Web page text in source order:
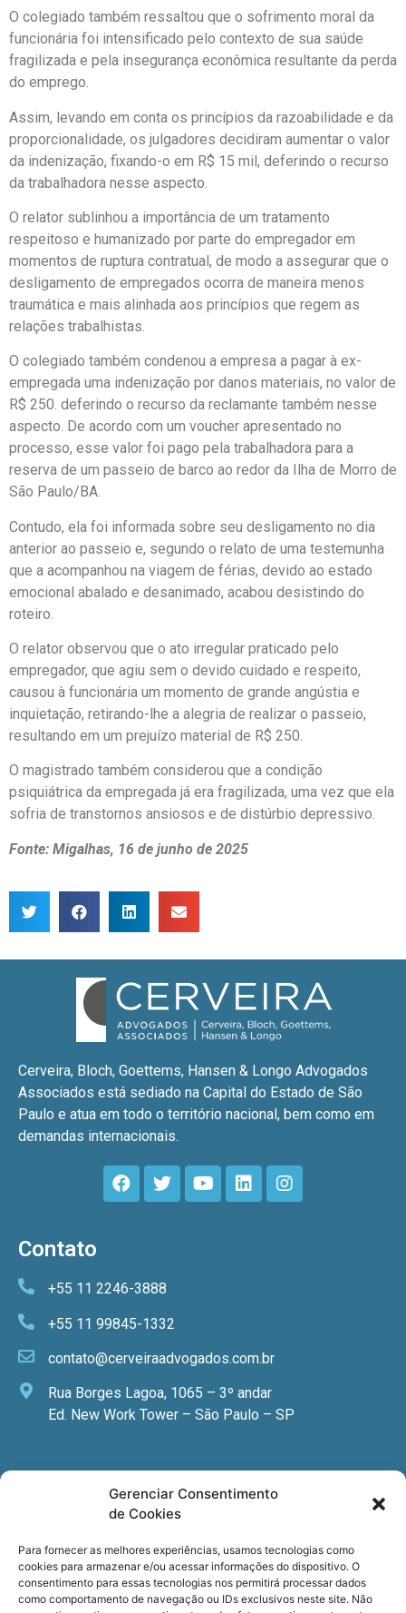
Gerenciar Consentimento
de Cookies
Para fornecer as melhores experiências, usamos tecnologias como
cookies para armazenar e/ou acessar informações do dispositivo. O
consentimento para essas tecnologias nos permitirá processar dados
como comportamento de navegação ou IDs exclusivos neste site. Não
O colegiado também ressaltou que o sofrimento moral da
funcionária foi intensificado pelo contexto de sua saúde
fragilizada e pela insegurança econômica resultante da perda
do emprego.
Assim, levando em conta os princípios da razoabilidade e da
proporcionalidade, os julgadores decidiram aumentar o valor
da indenização, fixando-o em R$ 15 mil, deferindo o recurso
da trabalhadora nesse aspecto.
O relator sublinhou a importância de um tratamento
respeitoso e humanizado por parte do empregador em
momentos de ruptura contratual, de modo a assegurar que o
desligamento de empregados ocorra de maneira menos
traumática e mais alinhada aos princípios que regem as
relações trabalhistas.
O colegiado também condenou a empresa a pagar à ex-
empregada uma indenização por danos materiais, no valor de
R$ 250. deferindo o recurso da reclamante também nesse
aspecto. De acordo com um voucher apresentado no
processo, esse valor foi pago pela trabalhadora para a
reserva de um passeio de barco ao redor da Ilha de Morro de
São Paulo/BA.
Contudo, ela foi informada sobre seu desligamento no dia
anterior ao passeio e, segundo o relato de uma testemunha
que a acompanhou na viagem de férias, devido ao estado
emocional abalado e desanimado, acabou desistindo do
roteiro.
O relator observou que o ato irregular praticado pelo
empregador, que agiu sem o devido cuidado e respeito,
causou à funcionária um momento de grande angústia e
inquietação, retirando-lhe a alegria de realizar o passeio,
resultando em um prejuízo material de R$ 250.
O magistrado também considerou que a condição
psiquiátrica da empregada já era fragilizada, uma vez que ela
sofria de transtornos ansiosos e de distúrbio depressivo.
Fonte: Migalhas, 16 de junho de 2025
Cerveira, Bloch, Goettems, Hansen & Longo Advogados
Associados está sediado na Capital do Estado de São
Paulo e atua em todo o território nacional, bem como em
demandas internacionais.
Contato
+55 11 2246-3888
+55 11 99845-1332
contato@cerveiraadvogados.com.br
Rua Borges Lagoa, 1065 – 3º andar
Ed. New Work Tower – São Paulo – SP
Newsletter
especializadas, cursos e eventos?
Registre seu email.